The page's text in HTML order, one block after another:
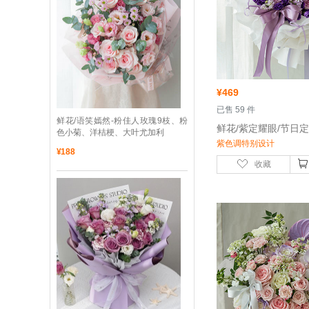
¥469
已售 59 件
紫色调特别设计
收藏
鲜花/语笑嫣然-粉佳人玫瑰9枝、粉
色小菊、洋桔梗、大叶尤加利
¥188